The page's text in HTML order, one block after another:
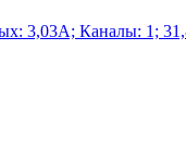
3,03А; Каналы: 1;